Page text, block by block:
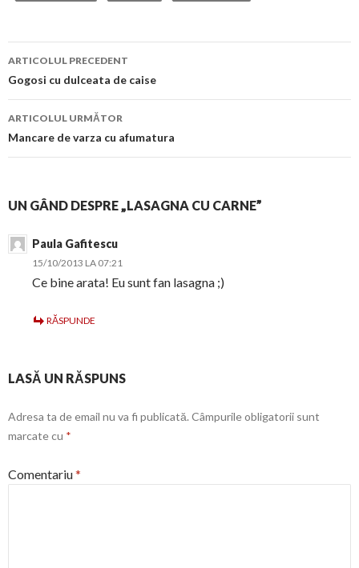
Navigare
în
articol
ARTICOLUL PRECEDENT
Gogosi cu dulceata de caise
ARTICOLUL URMĂTOR
Mancare de varza cu afumatura
UN GÂND DESPRE „LASAGNA CU CARNE”
Paula Gafitescu
15/10/2013 LA 07:21
Ce bine arata! Eu sunt fan lasagna ;)
RĂSPUNDE
LASĂ UN RĂSPUNS
Adresa ta de email nu va fi publicată. Câmpurile obligatorii sunt
marcate cu *
Comentariu*